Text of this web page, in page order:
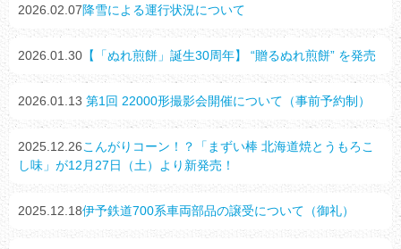
2026.02.07降雪による運行状況について
2026.01.30 【「ぬれ煎餅」誕生30周年】 “贈るぬれ煎餅” を発売
2026.01.13 第1回 22000形撮影会開催について（事前予約制）
2025.12.26こんがりコーン！？「まずい棒 北海道焼とうもろこ
し味」が12月27日（土）より新発売！
2025.12.18伊予鉄道700系車両部品の譲受について（御礼）